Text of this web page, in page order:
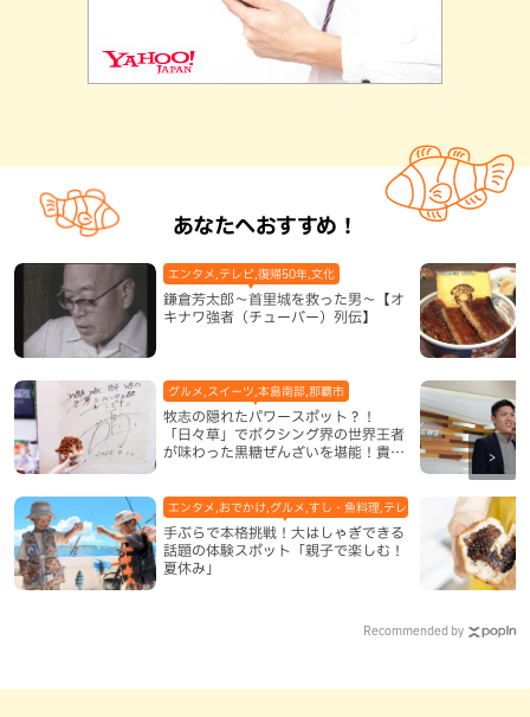
あなたへおすすめ！
鎌倉芳太郎～首里城を救った男～【オ
キナワ強者（チューバー）列伝】
エンタメ,テレビ,復帰50年,文化
牧志の隠れたパワースポット？！
「日々草」でボクシング界の世界王者
が味わった黒糖ぜんざいを堪能！貴重
グルメ,スイーツ,本島南部,那覇市
手ぶらで本格挑戦！大はしゃぎできる
話題の体験スポット「親子で楽しむ！
夏休み」
エンタメ,おでかけ,グルメ,すし・魚料理,テレビ,体験,北谷町,地域,
Recommended by